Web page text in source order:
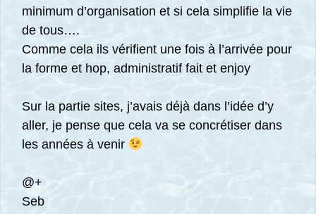
minimum d’organisation et si cela simplifie la vie
de tous….
Comme cela ils vérifient une fois à l’arrivée pour
la forme et hop, administratif fait et enjoy
Sur la partie sites, j’avais déjà dans l’idée d’y
aller, je pense que cela va se concrétiser dans
les années à venir
@+
Seb